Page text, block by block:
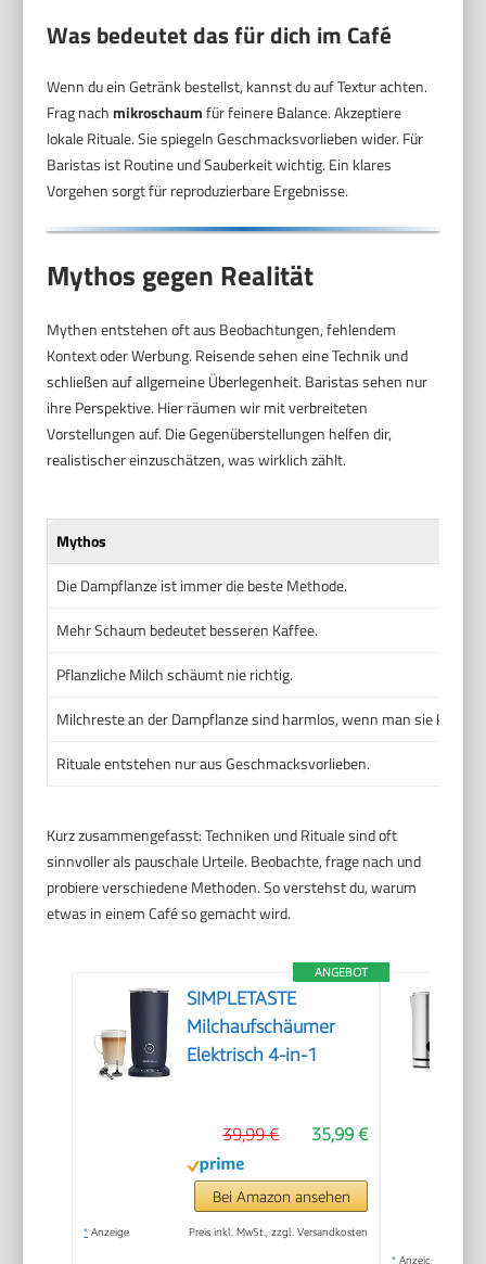
Was bedeutet das für dich im Café
Wenn du ein Getränk bestellst, kannst du auf Textur achten.
Frag nachmikroschaumfür feinere Balance. Akzeptiere
lokale Rituale. Sie spiegeln Geschmacksvorlieben wider. Für
Baristas ist Routine und Sauberkeit wichtig. Ein klares
Vorgehen sorgt für reproduzierbare Ergebnisse.
Mythos gegen Realität
Mythen entstehen oft aus Beobachtungen, fehlendem
Kontext oder Werbung. Reisende sehen eine Technik und
schließen auf allgemeine Überlegenheit. Baristas sehen nur
ihre Perspektive. Hier räumen wir mit verbreiteten
Vorstellungen auf. Die Gegenüberstellungen helfen dir,
realistischer einzuschätzen, was wirklich zählt.
Mythos
Die Dampflanze ist immer die beste Methode.
Mehr Schaum bedeutet besseren Kaffee.
Pflanzliche Milch schäumt nie richtig.
Milchreste an der Dampflanze sind harmlos, wenn man sie kurz
Rituale entstehen nur aus Geschmacksvorlieben.
Kurz zusammengefasst: Techniken und Rituale sind oft
sinnvoller als pauschale Urteile. Beobachte, frage nach und
probiere verschiedene Methoden. So verstehst du, warum
etwas in einem Café so gemacht wird.
ANGEBOT
SIMPLETASTE
Milchaufschäumer
Elektrisch 4-in-1
35,99 €
39,99 €
Bei Amazon ansehen
* Anzeige Preis inkl. MwSt., zzgl. Versandkosten
* Anzeige